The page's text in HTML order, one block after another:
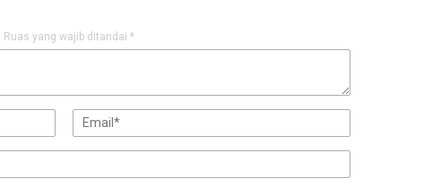
Ruas yang wajib ditandai *